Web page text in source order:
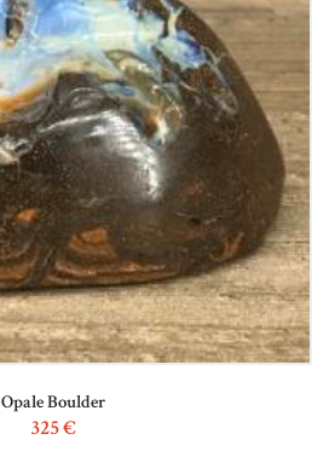
Opale Boulder
325€